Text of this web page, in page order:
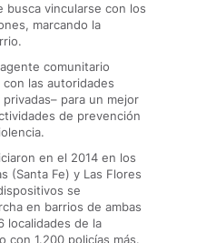
busca vincularse con los
marcando la
comunitario
las autoridades
para un mejor
de prevención
en el 2014 en los
(Santa Fe) y Las Flores
se
en barrios de ambas
localidades de la
con 1.200 policías más.